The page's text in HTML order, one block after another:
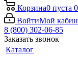
Корзина0 пуста 0
ВойтиМой
8 (800) 302-06-85
Заказать звонок
Каталог